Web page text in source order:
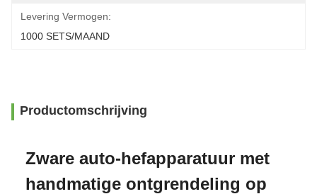
Levering Vermogen:
1000 SETS/MAAND
Productomschrijving
Zware auto-hefapparatuur met
handmatige ontgrendeling op